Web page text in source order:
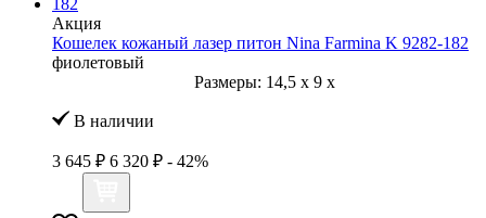
Акция
Кошелек кожаный лазер питон Nina Farmina K 9282-182
фиолетовый
Размеры: 14,5 x 9 x
В наличии
3 645 ₽ 6 320 ₽ - 42%